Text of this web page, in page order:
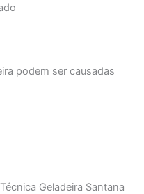
podem ser causadas
Geladeira Santana